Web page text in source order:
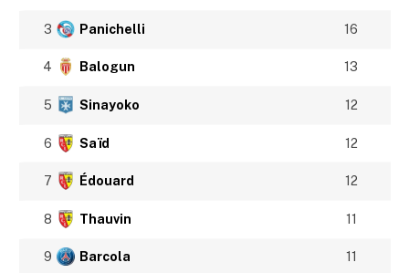
3 Panichelli 16
4 Balogun 13
5 Sinayoko 12
6 Saïd 12
7 Édouard 12
8 Thauvin 11
9 Barcola 11